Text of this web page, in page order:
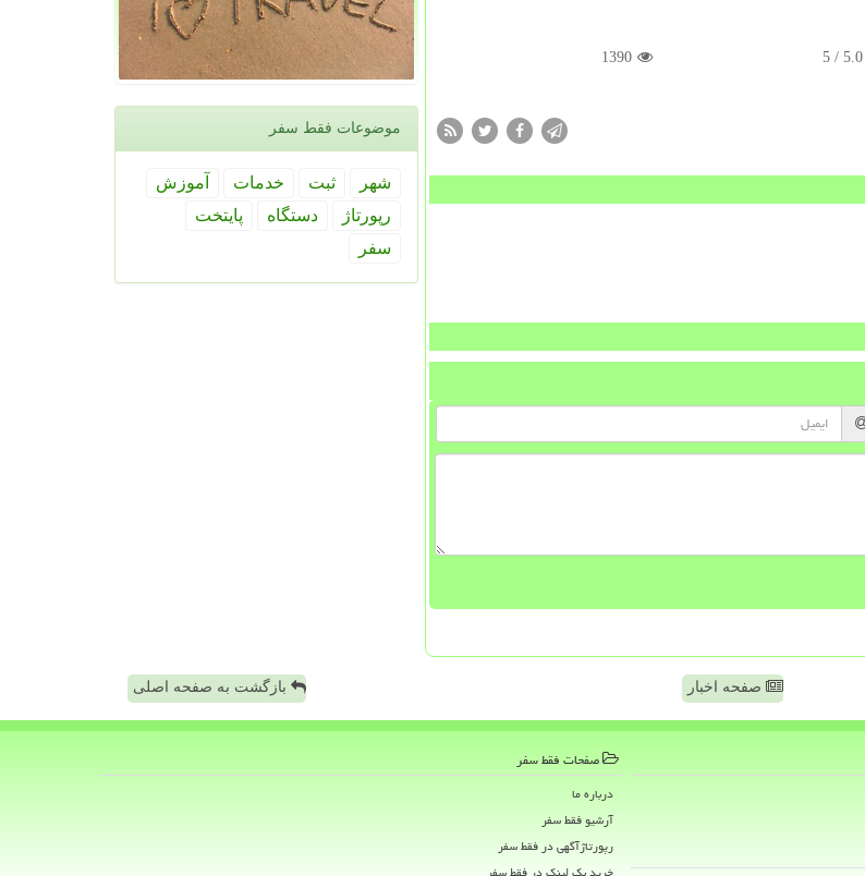
5.0
/ 5
1390
موضوعات فقط سفر
شهر ثبت خدمات
آموزش
رپورتاژ
دستگاه
پایتخت
سفر
صفحه اخبار بازگشت به صفحه اصلی
صفحات فقط سفر
درباره ما
آرشیو فقط سفر
رپورتاژآگهی در فقط سفر